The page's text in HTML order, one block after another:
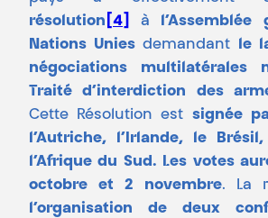
résolution [4] à l’Assemblée
Nations Uniesdemandant le
négociations multilatérales
Traité d’interdiction des
Cette Résolution est signée
l’Autriche, l’Irlande, le
l’Afrique du Sud. Les votes
octobre et 2 novembre. La
l’organisation de deux